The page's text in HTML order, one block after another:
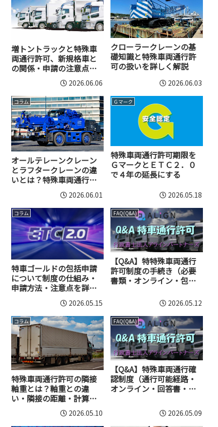
増トントラックと特殊車
両通行許可、新規格車と
の関係・申請の注意点を
2026.06.06
クローラークレーンの基
礎知識と特殊車両通行許
可の扱いを詳しく解説
2026.06.03
コラム
オールテレーンクレーン
とラフタークレーンの違
いとは？特殊車両通行許
可の扱いも解説 2026.06.01
Ｇマーク
特殊車両通行許可期限を
ＧマークとＥＴＣ２．０
で４年の延長にする
2026.05.18
コラム
特車ゴールドの包括申請
について制度の仕組み・
申請方法・注意点を詳し
2026.05.15
FAQ(Q&A)
【Q&A】特特殊車両通行
許可制度の手続き（必要
書類・オンライン・包括
2026.05.12
コラム
特殊車両通行許可の隣接
軸重とは？軸重との違
い・隣接の距離・計算方
2026.05.10
FAQ(Q&A)
【Q&A】特殊車両通行確
認制度（通行可能経路・
オンライン・回答書・重
2026.05.09